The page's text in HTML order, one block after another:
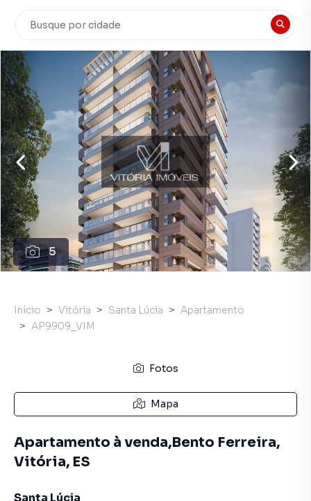
5
Início Vitória Santa Lúcia
Apartamento
AP9909_VIM
Fotos
Mapa
Apartamento à venda,Bento Ferreira,
Vitória, ES
Santa Lúcia